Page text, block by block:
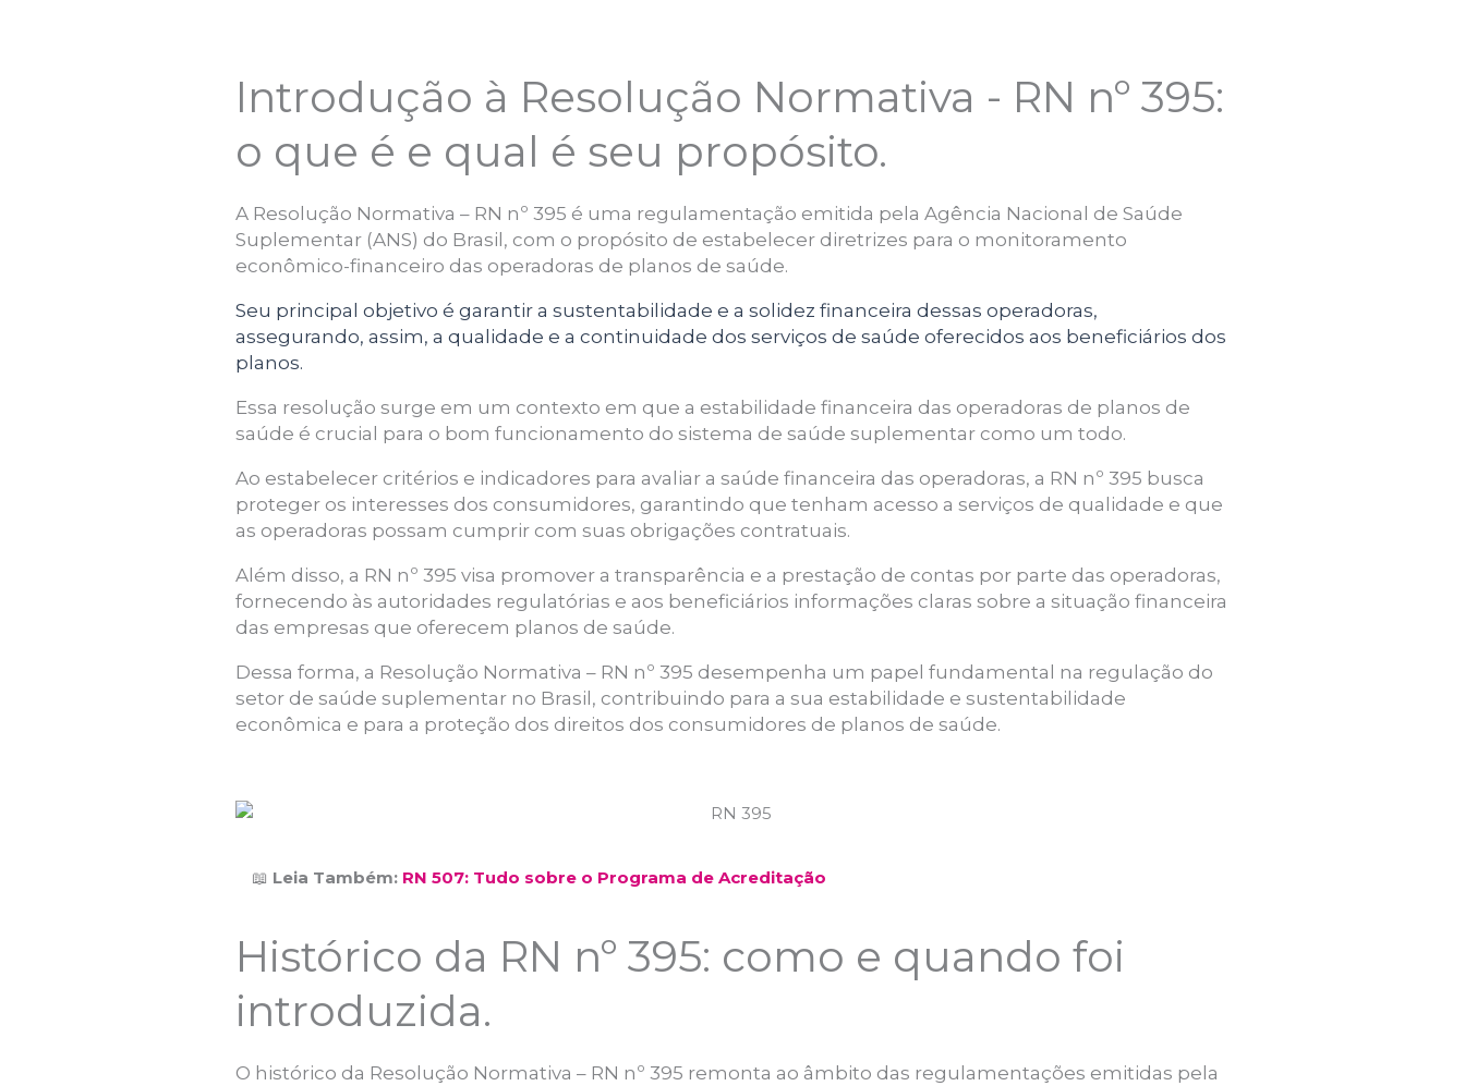
Introdução à Resolução Normativa - RN nº 395:
o que é e qual é seu propósito.
A Resolução Normativa – RN nº 395 é uma regulamentação emitida pela Agência Nacional de Saúde
Suplementar (ANS) do Brasil, com o propósito de estabelecer diretrizes para o monitoramento
econômico-financeiro das operadoras de planos de saúde.
Seu principal objetivo é garantir a sustentabilidade e a solidez financeira dessas operadoras,
assegurando, assim, a qualidade e a continuidade dos serviços de saúde oferecidos aos beneficiários dos
planos.
Essa resolução surge em um contexto em que a estabilidade financeira das operadoras de planos de
saúde é crucial para o bom funcionamento do sistema de saúde suplementar como um todo.
Ao estabelecer critérios e indicadores para avaliar a saúde financeira das operadoras, a RN nº 395 busca
proteger os interesses dos consumidores, garantindo que tenham acesso a serviços de qualidade e que
as operadoras possam cumprir com suas obrigações contratuais.
Além disso, a RN nº 395 visa promover a transparência e a prestação de contas por parte das operadoras,
fornecendo às autoridades regulatórias e aos beneficiários informações claras sobre a situação financeira
das empresas que oferecem planos de saúde.
Dessa forma, a Resolução Normativa – RN nº 395 desempenha um papel fundamental na regulação do
setor de saúde suplementar no Brasil, contribuindo para a sua estabilidade e sustentabilidade
econômica e para a proteção dos direitos dos consumidores de planos de saúde.
📖 Leia Também: RN 507: Tudo sobre o Programa de Acreditação
Histórico da RN nº 395: como e quando foi
introduzida.
O histórico da Resolução Normativa – RN nº 395 remonta ao âmbito das regulamentações emitidas pela